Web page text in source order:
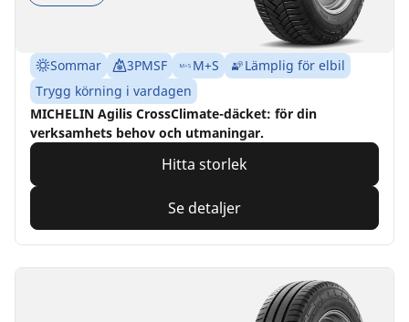
Sommar 3PMSF M+S
Lämplig för elbil
Trygg körning i vardagen
MICHELIN Agilis CrossClimate-däcket: för din
verksamhets behov och utmaningar.
Hitta storlek
Se detaljer